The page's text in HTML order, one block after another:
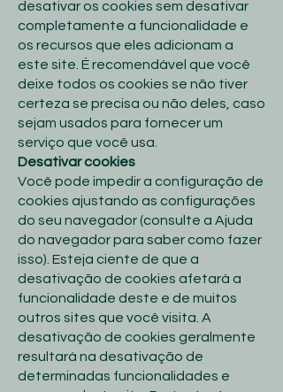
desativar os cookies sem desativar
completamente a funcionalidade e
os recursos que eles adicionam a
este site. É recomendável que você
deixe todos os cookies se não tiver
certeza se precisa ou não deles, caso
sejam usados ​​para fornecer um
serviço que você usa.
Desativar cookies
Você pode impedir a configuração de
cookies ajustando as configurações
do seu navegador (consulte a Ajuda
do navegador para saber como fazer
isso). Esteja ciente de que a
desativação de cookies afetará a
funcionalidade deste e de muitos
outros sites que você visita. A
desativação de cookies geralmente
resultará na desativação de
determinadas funcionalidades e